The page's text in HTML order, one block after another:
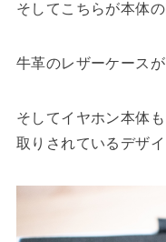
そしてこちらが本体
牛革のレザーケースが
そしてイヤホン本体
取りされているデザ